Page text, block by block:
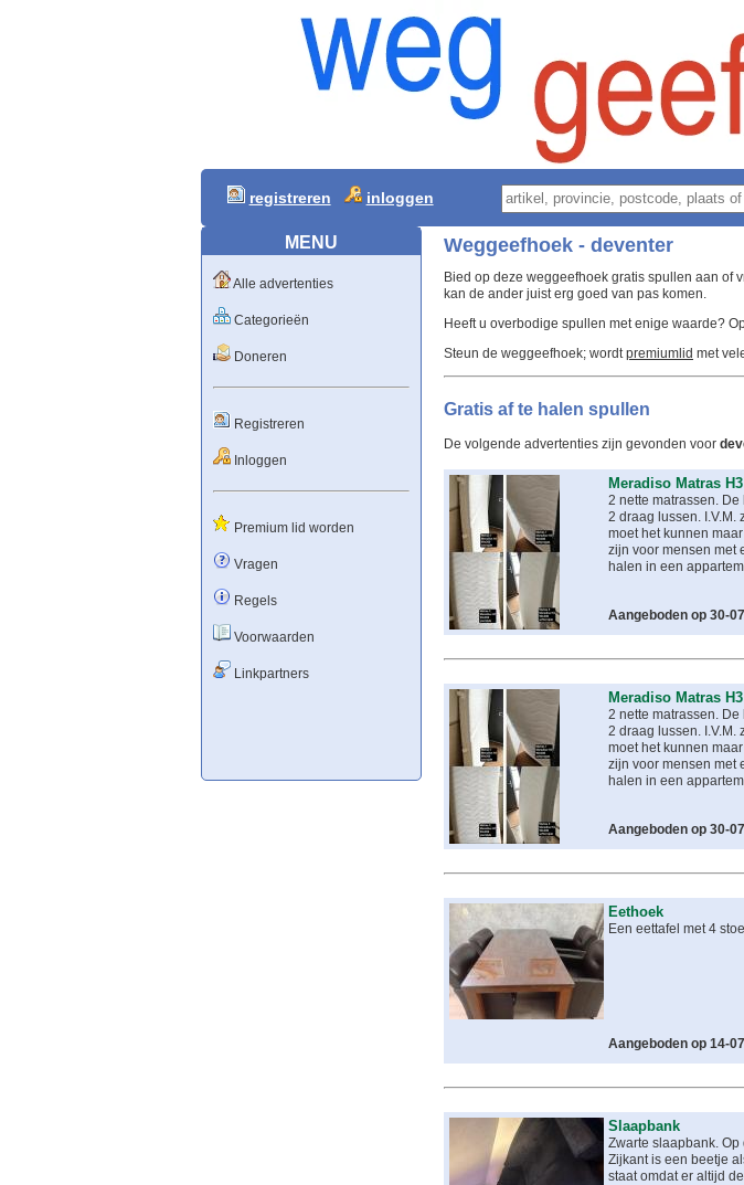
registreren inloggen
MENU
Alle advertenties
Categorieën
Doneren
Registreren
Inloggen
Premium lid worden
Vragen
Regels
Voorwaarden
Linkpartners
Weggeefhoek - deventer
Bied op deze weggeefhoek gratis spullen aan of
kan de ander juist erg goed van pas komen.
Heeft u overbodige spullen met enige waarde?
Steun de weggeefhoek; wordtpremiumlid met
Gratis af te halen spullen
De volgende advertenties zijn gevonden voor
Meradiso Matras
2 nette matrassen.
2 draag lussen. I.V.M.
moet het kunnen
zijn voor mensen met
halen in een
Aangeboden op 30-
Meradiso Matras
2 nette matrassen.
2 draag lussen. I.V.M.
moet het kunnen
zijn voor mensen met
halen in een
Aangeboden op 30-
Eethoek
Een eettafel met 4
Aangeboden op 14-
Slaapbank
Zwarte slaapbank.
Zijkant is een beetje
staat omdat er altijd